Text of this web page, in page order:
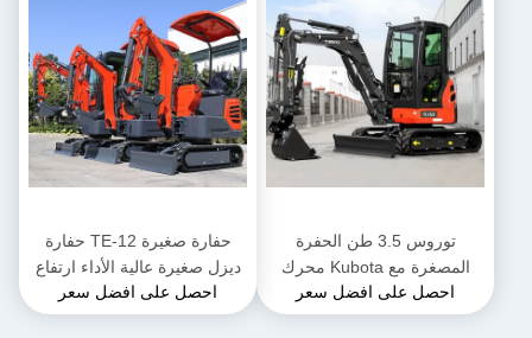
توروس 3.5 طن الحفرة
المصغرة مع Kubota محرك
الحفرة المجهرية متعددة
الوظائف
احصل على افضل سعر
حفارة صغيرة TE-12 حفارة
ديزل صغيرة عالية الأداء ارتفاع
2285 ملم للأعمال البلدية
احصل على افضل سعر